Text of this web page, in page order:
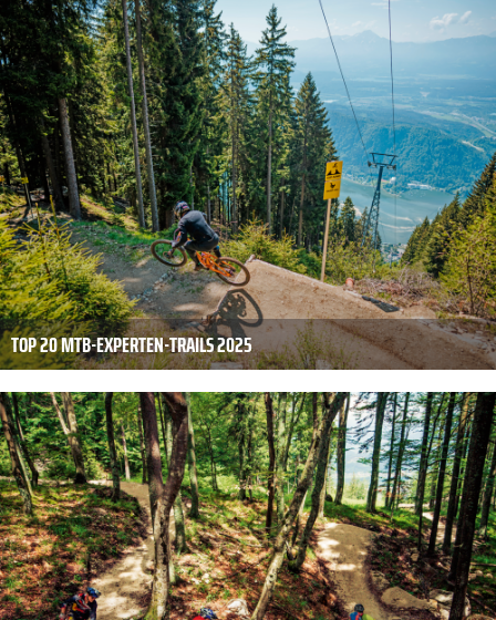
TOP 20 MTB-EXPERTEN-TRAILS 2025